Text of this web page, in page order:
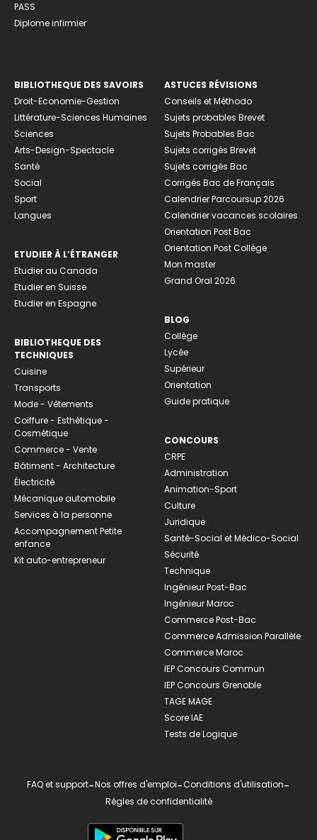
PASS
Diplome infirmier
BIBLIOTHEQUE DES SAVOIRS
Droit-Economie-Gestion
Littérature-Sciences Humaines
Sciences
Arts-Design-Spectacle
Santé
Social
Sport
Langues
ETUDIER À L’ÉTRANGER
Etudier au Canada
Etudier en Suisse
Etudier en Espagne
BIBLIOTHEQUE DES
TECHNIQUES
Cuisine
Transports
Mode - Vêtements
Coiffure - Esthétique -
Cosmétique
Commerce - Vente
Bâtiment - Architecture
Électricité
Mécanique automobile
Services à la personne
Accompagnement Petite
enfance
Kit auto-entrepreneur
ASTUCES RÉVISIONS
Conseils et Méthodo
Sujets probables Brevet
Sujets Probables Bac
Sujets corrigés Brevet
Sujets corrigés Bac
Corrigés Bac de Français
Calendrier Parcoursup 2026
Calendrier vacances scolaires
Orientation Post Bac
Orientation Post Collège
Mon master
Grand Oral 2026
BLOG
Collège
Lycée
Supérieur
Orientation
Guide pratique
CONCOURS
CRPE
Administration
Animation-Sport
Culture
Juridique
Santé-Social et Médico-Social
Sécurité
Technique
Ingénieur Post-Bac
Ingénieur Maroc
Commerce Post-Bac
Commerce Admission Parallèle
Commerce Maroc
IEP Concours Commun
IEP Concours Grenoble
TAGE MAGE
Score IAE
Tests de Logique
FAQ et support-Nos offres d'emploi-Conditions d'utilisation-
Règles de confidentialité